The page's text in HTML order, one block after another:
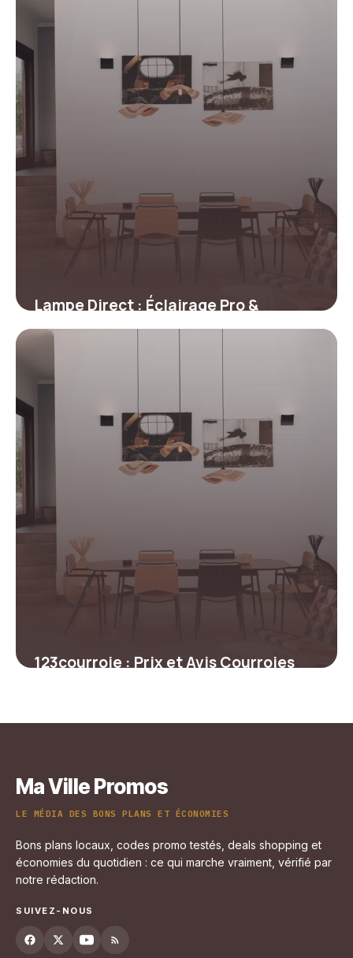
Lampe Direct : Éclairage Pro &
Conseils 2026
123courroie : Prix et Avis Courroies
Ma Ville Promos
LE MÉDIA DES BONS PLANS ET ÉCONOMIES
Bons plans locaux, codes promo testés, deals shopping et
économies du quotidien : ce qui marche vraiment, vérifié par
notre rédaction.
SUIVEZ-NOUS